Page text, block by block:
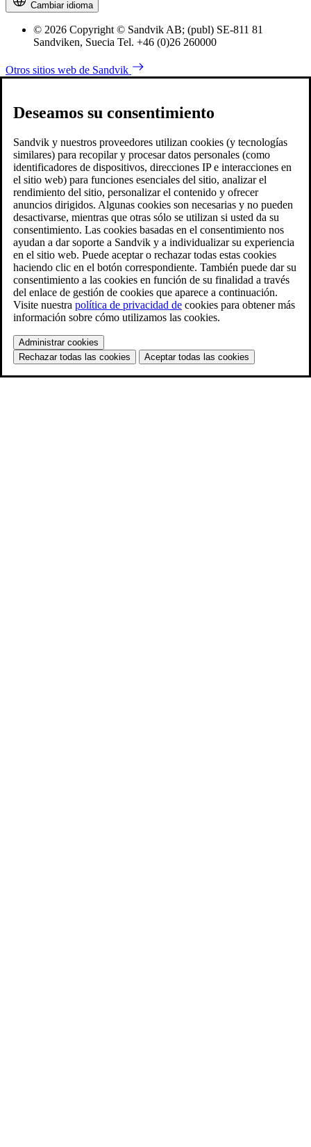
Cambiar idioma
© 2026 Copyright © Sandvik AB; (publ) SE-811 81
Sandviken, Suecia Tel. +46 (0)26 260000
Otros sitios web de Sandvik
Deseamos su consentimiento
Sandvik y nuestros proveedores utilizan cookies (y tecnologías
similares) para recopilar y procesar datos personales (como
identificadores de dispositivos, direcciones IP e interacciones en
el sitio web) para funciones esenciales del sitio, analizar el
rendimiento del sitio, personalizar el contenido y ofrecer
anuncios dirigidos. Algunas cookies son necesarias y no pueden
desactivarse, mientras que otras sólo se utilizan si usted da su
consentimiento. Las cookies basadas en el consentimiento nos
ayudan a dar soporte a Sandvik y a individualizar su experiencia
en el sitio web. Puede aceptar o rechazar todas estas cookies
haciendo clic en el botón correspondiente. También puede dar su
consentimiento a las cookies en función de su finalidad a través
del enlace de gestión de cookies que aparece a continuación.
Visite nuestra política de privacidad de cookies para obtener más
información sobre cómo utilizamos las cookies.
Administrar cookies
Rechazar todas las cookies
Aceptar todas las cookies